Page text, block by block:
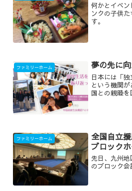
何かとイベ
ンクの子供
す。
ファミリーホーム 夢の先に
日本には「独
という機関
国との親睦
ファミリーホーム
全国自立
ブロック
先日、九州
のブロック会